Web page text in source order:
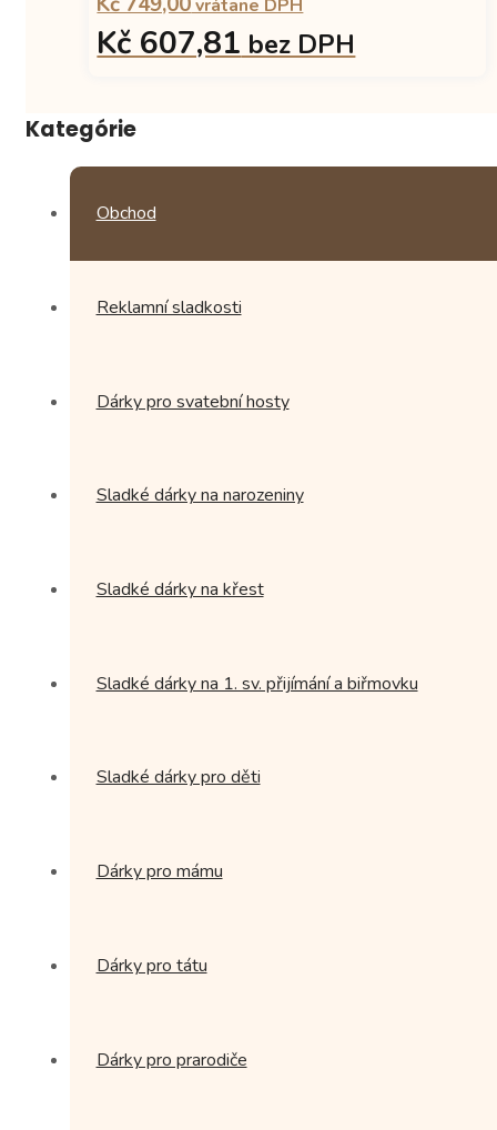
vrátane DPH
Kč 607,81 bez DPH
Kategórie
Obchod
Reklamní sladkosti
Dárky pro svatební hosty
Sladké dárky na narozeniny
Sladké dárky na křest
Sladké dárky na 1. sv. přijímání a biřmovku
Sladké dárky pro děti
Dárky pro mámu
Dárky pro tátu
Dárky pro prarodiče